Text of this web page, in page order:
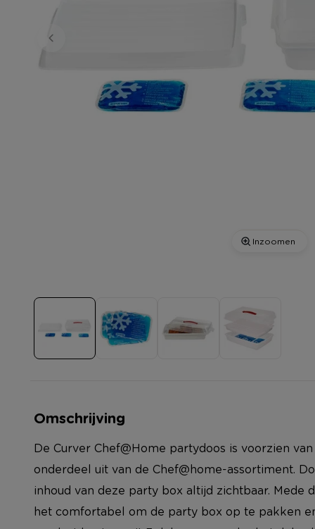
Inzoomen
Omschrijving
De Curver Chef@Home partydoos is voorzien
onderdeel uit van de Chef@home-assortiment.
inhoud van deze party box altijd zichtbaar. Mede
het comfortabel om de party box op te pakken